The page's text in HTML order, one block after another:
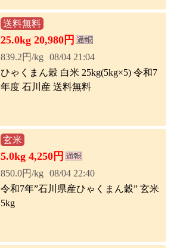
送料無料
25.0kg 20,980円
839.2円/kg 08/04 21:04
ひゃくまん穀 白米 25kg(5kg×5) 令和7
年度 石川産 送料無料
玄米
5.0kg 4,250円
850.0円/kg 08/04 22:40
令和7年”石川県産ひゃくまん穀” 玄米
5kg